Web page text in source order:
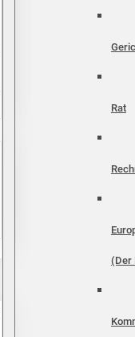
Rat
(Der